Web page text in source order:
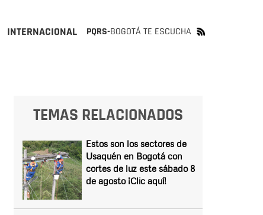
INTERNACIONAL PQRS-BOGOTÁ TE ESCUCHA
TEMAS RELACIONADOS
Estos son los sectores de
Usaquén en Bogotá con
cortes de luz este sábado 8
de agosto ¡Clic aquí!